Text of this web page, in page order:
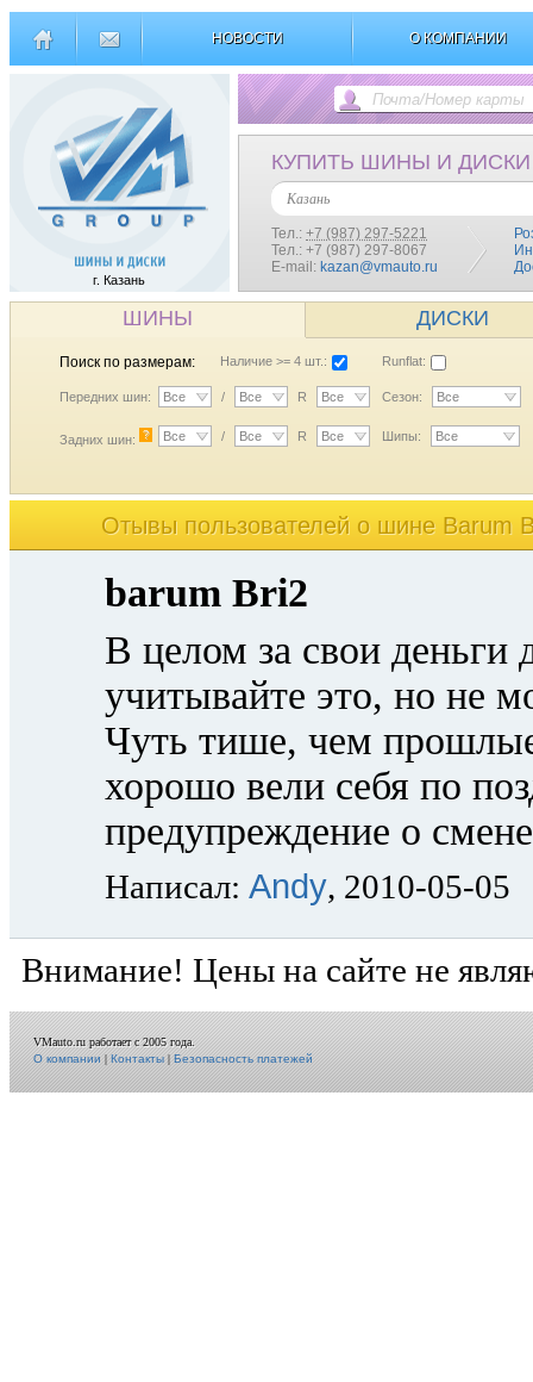
НОВОСТИ О КОМПАНИИ
г. Казань
КУПИТЬ ШИНЫ И ДИСКИ
Казань
Тел.: +7 (987) 297-5221
Тел.: +7 (987) 297-8067
E-mail: kazan@vmauto.ru
ШИНЫ ДИСКИ
Поиск по размерам: Наличие >= 4 шт.: Runflat:
Передних шин: Все / Все R Все Сезон: Все
Задних шин: ? Все / Все R Все Шипы: Все
Отывы пользователей o шине Barum
barum Bri2
В целом за свои деньги
учитывайте это, но не
Чуть тише, чем
хорошо вели себя по
предупреждение о
Написал: Andy, 2010-05-05
Внимание! Цены на сайте не
VMauto.ru работает с 2005 года.
О компании|Контакты|Безопасность платежей